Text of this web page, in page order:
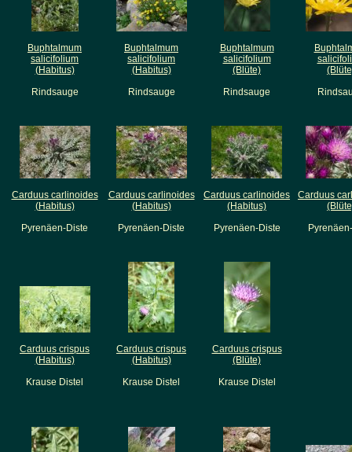
Buphtalmum
salicifolium
(Habitus)
Rindsauge
Buphtalmum
salicifolium
(Habitus)
Rindsauge
Buphtalmum
salicifolium
(Blüte)
Rindsauge
Carduus carlinoides
(Habitus)
Pyrenäen-Diste
Carduus carlinoides
(Habitus)
Pyrenäen-Diste
Carduus carlinoides
(Habitus)
Pyrenäen-Diste
Carduus
Carduus crispus
(Habitus)
Krause Distel
Carduus crispus
(Habitus)
Krause Distel
Carduus crispus
(Blüte)
Krause Distel